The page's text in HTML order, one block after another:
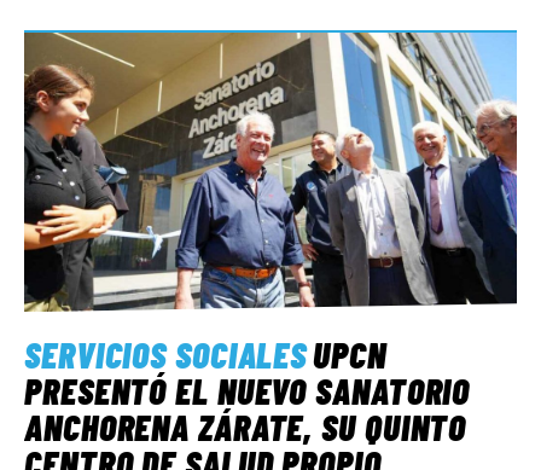
SERVICIOS SOCIALESUPCN
PRESENTÓ EL NUEVO SANATORIO
ANCHORENA ZÁRATE, SU QUINTO